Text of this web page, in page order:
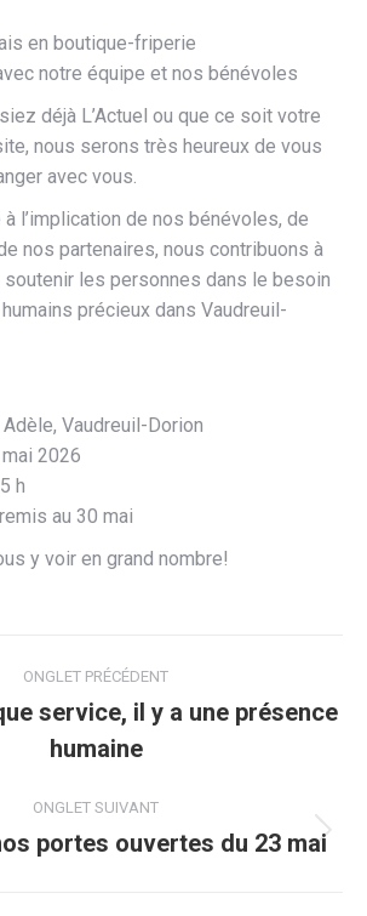
en boutique-friperie
notre équipe et nos bénévoles
déjà L’Actuel ou que ce soit votre
nous serons très heureux de vous
avec vous.
à l’implication de nos bénévoles, de
nos partenaires, nous contribuons à
soutenir les personnes dans le besoin
précieux dans Vaudreuil-
Vaudreuil-Dorion
2026
h
remis au 30 mai
y voir en grand nombre!
ONGLET PRÉCÉDENT
Onglet
précédent
service, il y a une présence
humaine
ONGLET SUIVANT
Onglet
portes ouvertes du 23 mai